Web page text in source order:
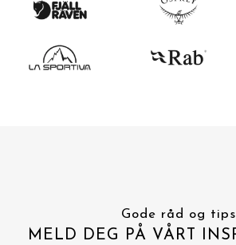
Gode råd og tips
MELD DEG PÅ VÅRT